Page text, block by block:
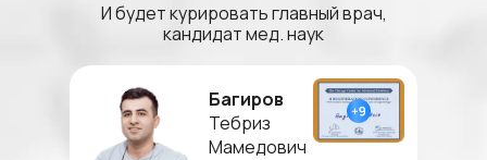
И будет курировать главный врач,
кандидат мед. наук
Багиров
Тебриз
Мамедович